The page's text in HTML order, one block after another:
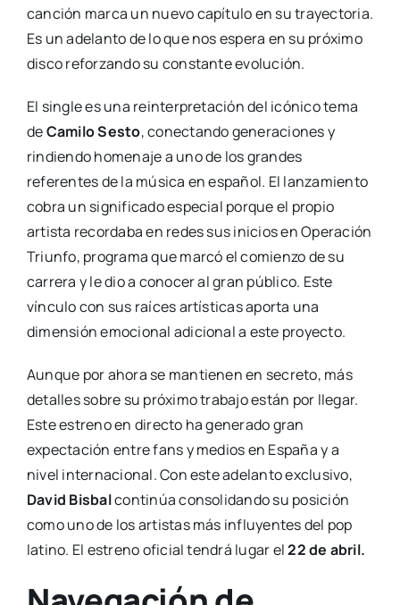
canción marca un nuevo capítulo en su trayectoria.
Es un adelanto de lo que nos espera en su próximo
disco reforzando su constante evolución.
El single es una reinterpretación del icónico tema
deCamilo Sesto, conectando generaciones y
rindiendo homenaje a uno de los grandes
referentes de la música en español. El lanzamiento
cobra un significado especial porque el propio
artista recordaba en redes sus inicios en Operación
Triunfo, programa que marcó el comienzo de su
carrera y le dio a conocer al gran público. Este
vínculo con sus raíces artísticas aporta una
dimensión emocional adicional a este proyecto.
Aunque por ahora se mantienen en secreto, más
detalles sobre su próximo trabajo están por llegar.
Este estreno en directo ha generado gran
expectación entre fans y medios en España y a
nivel internacional. Con este adelanto exclusivo,
David Bisbalcontinúa consolidando su posición
como uno de los artistas más influyentes del pop
latino. El estreno oficial tendrá lugar el22 de abril.